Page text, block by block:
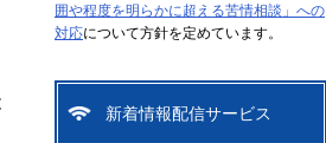
囲や程度を明らかに超える苦情相談」への
対応について方針を定めています。
新着情報配信サービス